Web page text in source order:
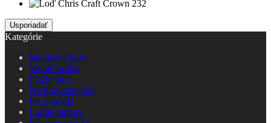
Kategórie
Motorové lode
Vodné skútre
Plachetnice
Nafukovacie člny
Iné plavidlá
Lodné motory